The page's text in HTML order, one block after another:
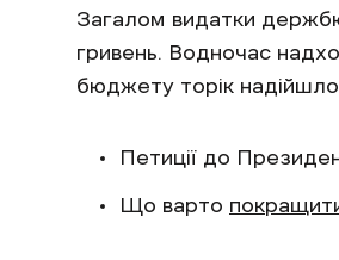
Загалом видатки
гривень. Водночас
бюджету торік
Петиції до
Що варто